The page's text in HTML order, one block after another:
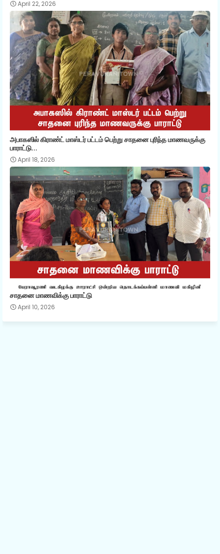
April 22, 2026
அபாகஸில் கிராண்ட் மாஸ்டர் பட்டம் பெற்று சாதனை புரிந்த மாணவருக்கு
பாராட்டு...
April 18, 2026
சாதனை மாணவிக்கு பாராட்டு
April 10, 2026